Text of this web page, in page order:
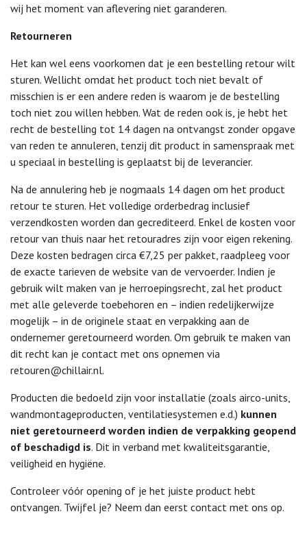
wij het moment van aflevering niet garanderen.
Retourneren
Het kan wel eens voorkomen dat je een bestelling retour wilt
sturen. Wellicht omdat het product toch niet bevalt of
misschien is er een andere reden is waarom je de bestelling
toch niet zou willen hebben. Wat de reden ook is, je hebt het
recht de bestelling tot 14 dagen na ontvangst zonder opgave
van reden te annuleren, tenzij dit product in samenspraak met
u speciaal in bestelling is geplaatst bij de leverancier.
Na de annulering heb je nogmaals 14 dagen om het product
retour te sturen. Het volledige orderbedrag inclusief
verzendkosten worden dan gecrediteerd. Enkel de kosten voor
retour van thuis naar het retouradres zijn voor eigen rekening.
Deze kosten bedragen circa €7,25 per pakket, raadpleeg voor
de exacte tarieven de website van de vervoerder. Indien je
gebruik wilt maken van je herroepingsrecht, zal het product
met alle geleverde toebehoren en – indien redelijkerwijze
mogelijk – in de originele staat en verpakking aan de
ondernemer geretourneerd worden. Om gebruik te maken van
dit recht kan je contact met ons opnemen via
retouren@chillair.nl.
Producten die bedoeld zijn voor installatie (zoals airco-units,
wandmontageproducten, ventilatiesystemen e.d.) kunnen
niet geretourneerd worden indien de verpakking geopend
of beschadigd is. Dit in verband met kwaliteitsgarantie,
veiligheid en hygiëne.
Controleer vóór opening of je het juiste product hebt
ontvangen. Twijfel je? Neem dan eerst contact met ons op.